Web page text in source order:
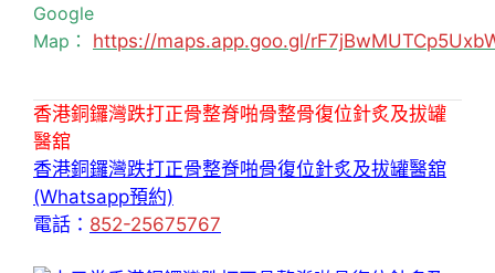
Google
Map： https://maps.app.goo.gl/
香港銅鑼灣跌打正骨整脊啪骨整骨復位針炙及拔罐
醫舘
香港銅鑼灣跌打正骨整脊啪骨復位針炙及拔罐醫舘
(Whatsapp預約)
電話： 852-25675767